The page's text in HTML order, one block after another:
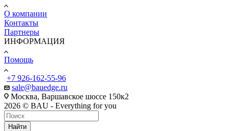
О компании
Контакты
Партнеры
ИНФОРМАЦИЯ
Помощь
+7 926-162-55-96
sale@bauedge.ru
Москва, Варшавское шоссе 150к2
2026 © BAU - Everything for you
Найти